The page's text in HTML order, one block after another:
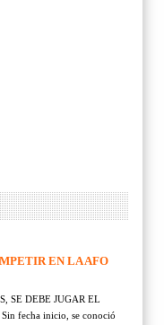
EN LA AFO
SE DEBE JUGAR EL
fecha inicio, se conoció